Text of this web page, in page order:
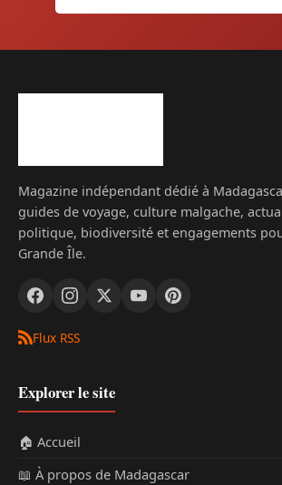
Magazine indépendant dédié à
guides de voyage, culture malgache,
politique, biodiversité et engagements
Grande Île.
Flux RSS
Explorer le site
🏠 Accueil
📖 À propos de Madagascar